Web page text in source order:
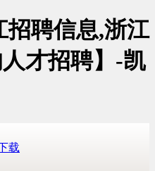
招聘信息,浙江
才招聘】-凯
载